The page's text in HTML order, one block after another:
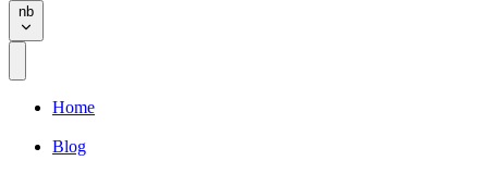
nb
Home
Blog